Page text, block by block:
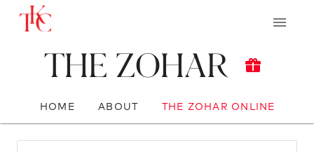
The Zohar
HOME ABOUT THE ZOHAR ONLINE